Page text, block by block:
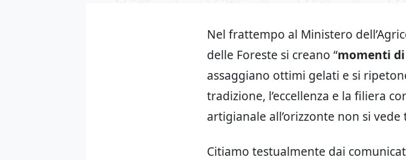
Nel frattempo al Ministero
delle Foreste si creano “momenti
assaggiano ottimi gelati e si
tradizione, l’eccellenza e la filiera
artigianale all’orizzonte non si vede
Citiamo testualmente dai